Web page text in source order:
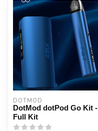
DOTMOD
DotMod dotPod Go Kit -
Full Kit